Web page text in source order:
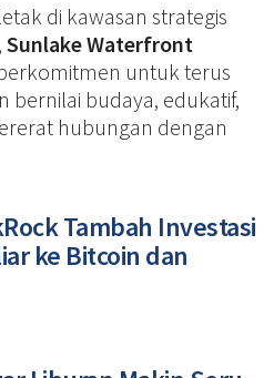
di kawasan strategis
, Sunlake Waterfront
untuk terus
bernilai budaya, edukatif,
hubungan dengan
Tambah Investasi
ke Bitcoin dan